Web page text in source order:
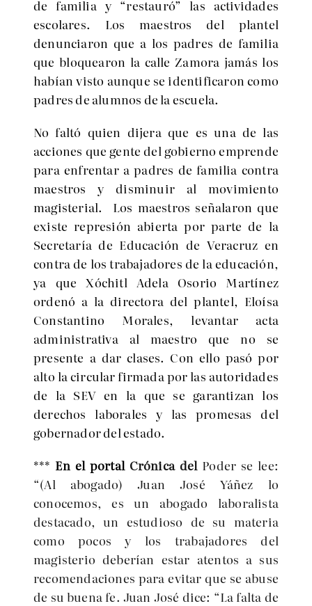
de familia y “restauró” las actividades
escolares. Los maestros del plantel
denunciaron que a los padres de familia
que bloquearon la calle Zamora jamás los
habían visto aunque se identificaron como
padres de alumnos de la escuela.
No faltó quien dijera que es una de las
acciones que gente del gobierno emprende
para enfrentar a padres de familia contra
maestros y disminuir al movimiento
magisterial. Los maestros señalaron que
existe represión abierta por parte de la
Secretaría de Educación de Veracruz en
contra de los trabajadores de la educación,
ya que Xóchitl Adela Osorio Martínez
ordenó a la directora del plantel, Eloísa
Constantino Morales, levantar acta
administrativa al maestro que no se
presente a dar clases. Con ello pasó por
alto la circular firmada por las autoridades
de la SEV en la que se garantizan los
derechos laborales y las promesas del
gobernador del estado.
*** En el portal Crónica delPoder se lee:
“(Al abogado) Juan José Yáñez lo
conocemos, es un abogado laboralista
destacado, un estudioso de su materia
como pocos y los trabajadores del
magisterio deberían estar atentos a sus
recomendaciones para evitar que se abuse
de su buena fe. Juan José dice: “La falta de